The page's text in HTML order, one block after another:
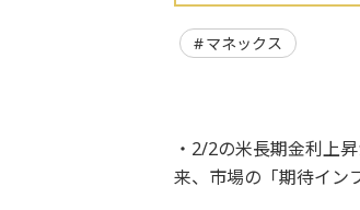
マネックス
・2/2の米長期金利上
来、市場の「期待イン